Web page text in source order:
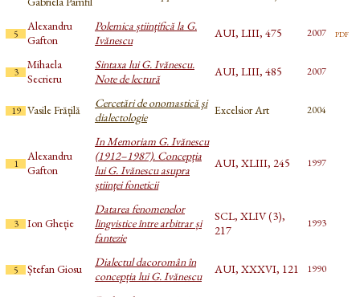
5
Alexandru
Gafton
Polemica științifică la G.
Ivănescu
AUI, LIII, 475 2007 pdf
3
Mihaela
Secrieru
Sintaxa lui G. Ivănescu.
Note de lectură
AUI, LIII, 485 2007
19 Vasile Frățilă
Cercetări de onomastică şi
dialectologie
Excelsior Art 2004
1
Alexandru
Gafton
In Memoriam G. Ivănescu
(1912–1987). Concepția
lui G. Ivănescu asupra
științei foneticii
AUI, XLIII, 245 1997
3 Ion Gheție
Datarea fenomenelor
lingvistice între arbitrar și
fantezie
SCL, XLIV (3),
217
1993
5 Ștefan Giosu
Dialectul dacoromân în
concepția lui G. Ivănescu
AUI, XXXVI, 121 1990